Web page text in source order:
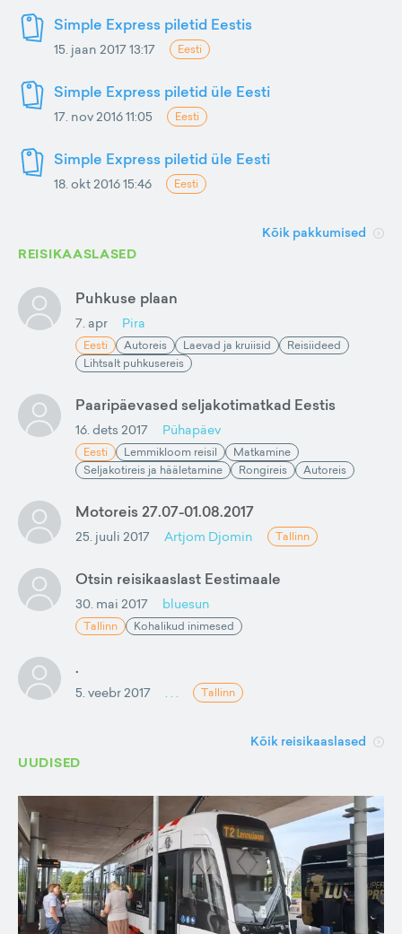
Simple Express piletid Eestis
15. jaan 2017 13:17 Eesti
Simple Express piletid üle Eesti
17. nov 2016 11:05 Eesti
Simple Express piletid üle Eesti
18. okt 2016 15:46 Eesti
Kõik pakkumised
REISIKAASLASED
Puhkuse plaan
7. apr Pira
Eesti Autoreis Laevad ja kruiisid
Reisiideed
Lihtsalt puhkusereis
Paaripäevased seljakotimatkad Eestis
16. dets 2017 Pühapäev
Eesti Lemmikloom reisil
Matkamine
Seljakotireis ja hääletamine
Rongireis Autoreis
Motoreis 27.07-01.08.2017
25. juuli 2017 Artjom Djomin Tallinn
Otsin reisikaaslast Eestimaale
30. mai 2017 bluesun
Tallinn Kohalikud inimesed
.
5. veebr 2017 . . . Tallinn
Kõik reisikaaslased
UUDISED